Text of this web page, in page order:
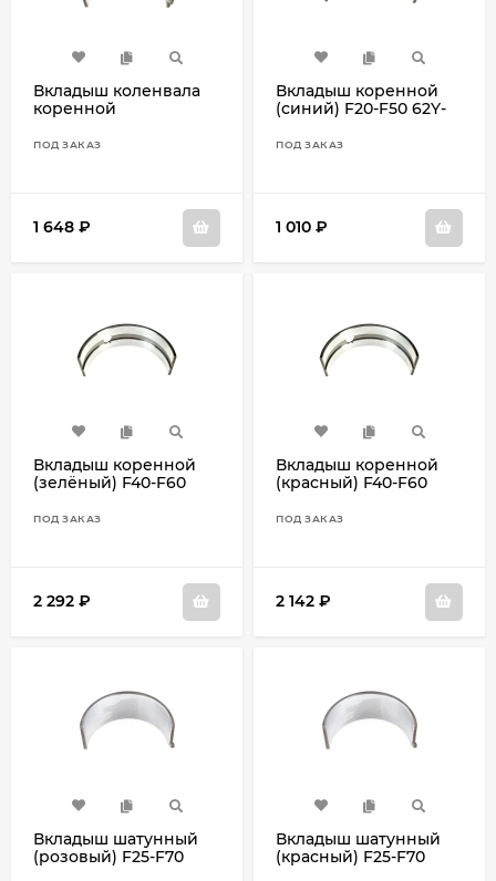
Вкладыш коленвала
коренной
11416-01
ПОД ЗАКАЗ
1 648 ₽
Вкладыш коренной
(синий) F20-F50 62Y-
ПОД ЗАКАЗ
1 010 ₽
Вкладыш коренной
(зелёный) F40-F60
ПОД ЗАКАЗ
2 292 ₽
Вкладыш коренной
(красный) F40-F60
ПОД ЗАКАЗ
2 142 ₽
Вкладыш шатунный
(розовый) F25-F70
Вкладыш шатунный
(красный) F25-F70